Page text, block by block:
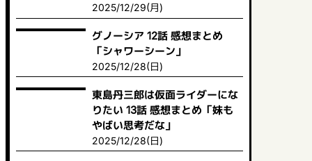
2025/12/29(月)
グノーシア 12話 感想まとめ
「シャワーシーン」
2025/12/28(日)
東島丹三郎は仮面ライダーにな
りたい 13話 感想まとめ「妹も
やばい思考だな」
2025/12/28(日)